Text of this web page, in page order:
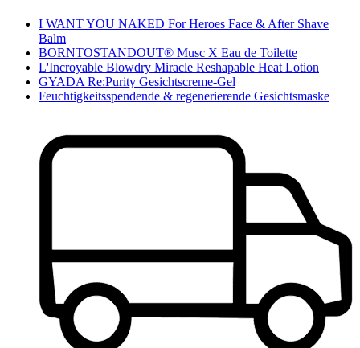
I WANT YOU NAKED For Heroes Face & After Shave
Balm
BORNTOSTANDOUT® Musc X Eau de Toilette
L'Incroyable Blowdry Miracle Reshapable Heat Lotion
GYADA Re:Purity Gesichtscreme-Gel
Feuchtigkeitsspendende & regenerierende Gesichtsmaske